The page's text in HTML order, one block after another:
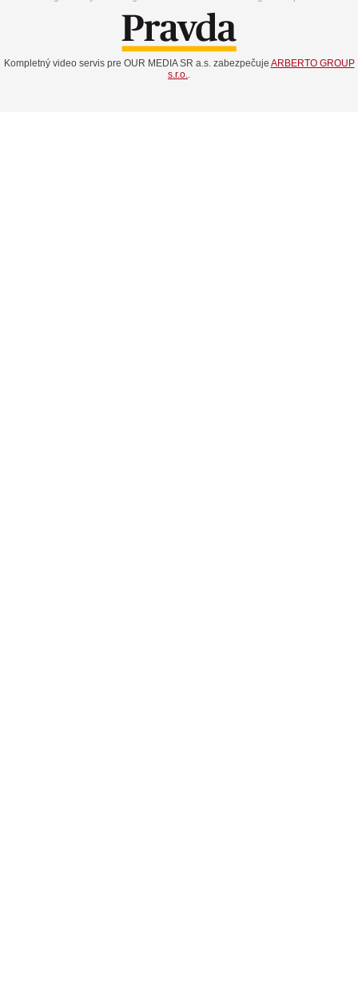
Kompletný video servis pre OUR MEDIA SR a.s. zabezpečuje ARBERTO GROUP
s.r.o..